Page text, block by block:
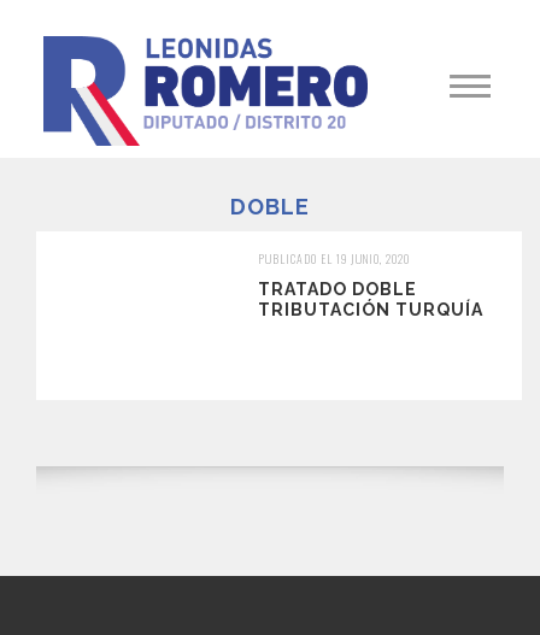
DOBLE
PUBLICADO EL 19 JUNIO, 2020
TRATADO DOBLE
TRIBUTACIÓN TURQUÍA